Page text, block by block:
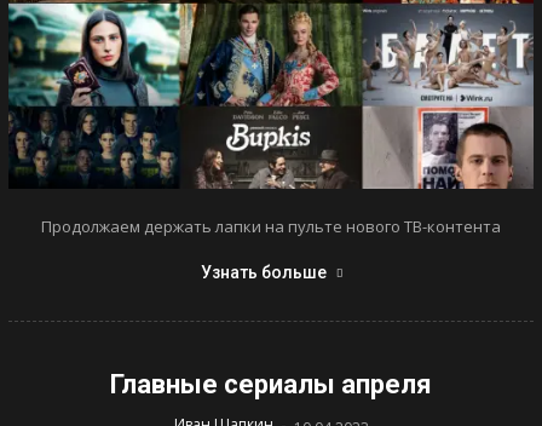
Продолжаем держать лапки на пульте нового ТВ-контента
Узнать больше
Главные сериалы апреля